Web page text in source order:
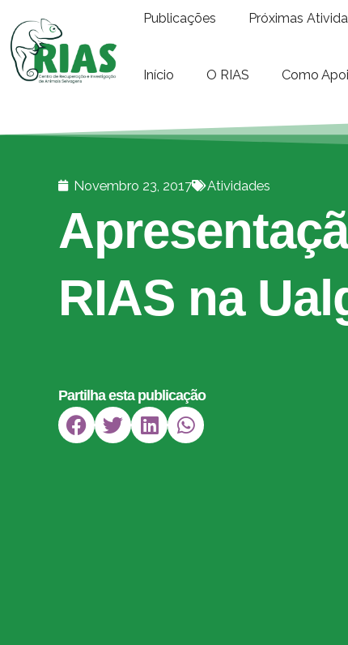
Publicações Próximas
Início O RIAS Como
Novembro 23, 2017 Atividades
RIAS na
Partilha esta publicação